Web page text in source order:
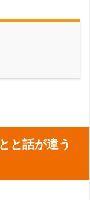
と話が違う